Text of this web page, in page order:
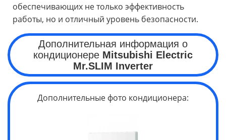
обеспечивающих не только эффективность
работы, но и отличный уровень безопасности.
Дополнительная информация о
кондиционере Mitsubishi Electric
Mr.SLIM Inverter
Дополнительные фото кондиционера: